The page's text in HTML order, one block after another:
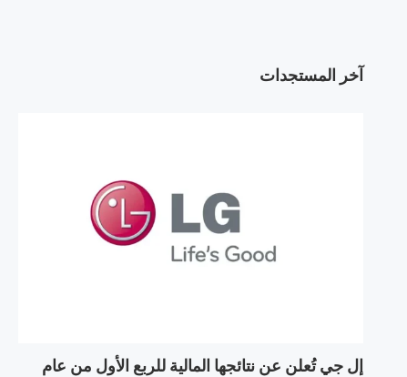
آخر المستجدات
إل جي تُعلن عن نتائجها المالية للربع الأول من عام